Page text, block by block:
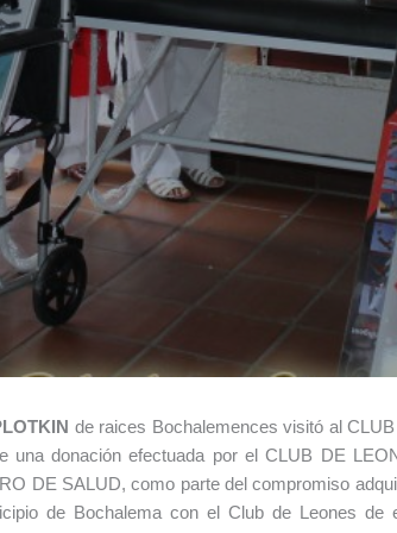
de raices Bochalemences visitó al
una donación efectuada por el CLUB DE
DE SALUD, como parte del compromiso
de Bochalema con el Club de Leones de